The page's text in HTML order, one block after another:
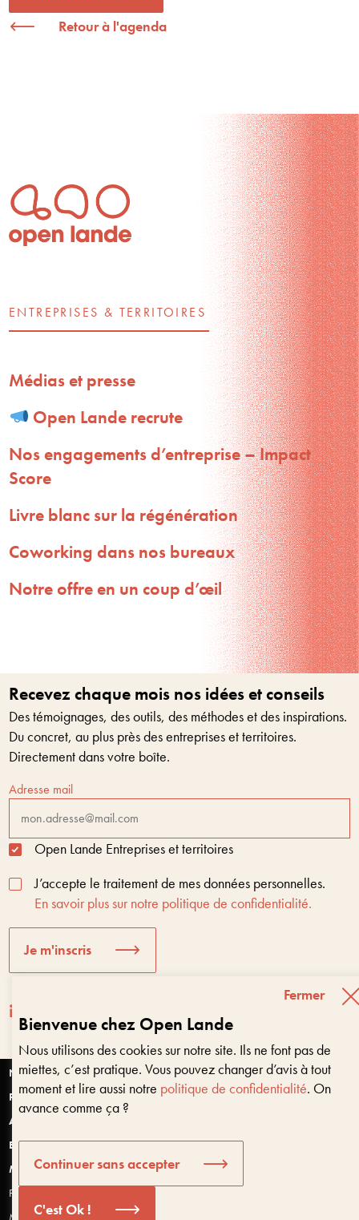
Nous vous aidons à être encore là dans 10 ans ?
Retour à l'agenda
ENTREPRISES & TERRITOIRES
Médias et presse
Open Lande recrute
Nos engagements d’entreprise – Impact
Score
Livre blanc sur la régénération
Coworking dans nos bureaux
Notre offre en un coup d’œil
Recevez chaque mois nos idées et conseils
Des témoignages, des outils, des méthodes et des inspirations.
Du concret, au plus près des entreprises et territoires.
Directement dans votre boîte.
Adresse mail
Open Lande Entreprises et territoires
J’accepte le traitement de mes données personnelles.
En savoir plus sur notre politique de confidentialité.
Je m'inscris
Nantes
Paris
Anjou
Bretagne
Montpellier
Politique de confidentialité et données personnelles
Mentions légales
Bienvenue chez Open Lande
Fermer
Nous utilisons des cookies sur notre site. Ils ne font pas de
miettes, c’est pratique. Vous pouvez changer d’avis à tout
moment et lire aussi notre politique de confidentialité. On
avance comme ça ?
Continuer sans accepter
C'est Ok !